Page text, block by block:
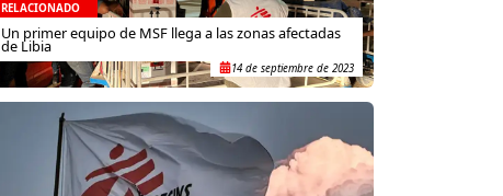
RELACIONADO
Un primer equipo de MSF llega a las zonas afectadas
de Libia
14 de septiembre de 2023